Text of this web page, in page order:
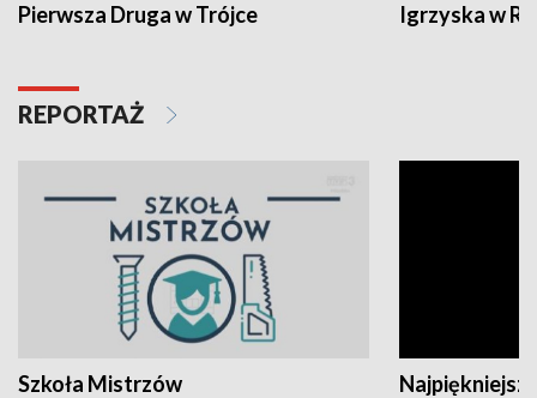
Pierwsza Druga w Trójce Igrzyska w
REPORTAŻ
Szkoła Mistrzów